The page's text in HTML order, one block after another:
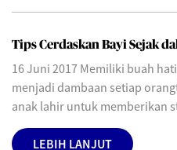
Tips Cerdaskan Bayi Sejak
16 Juni 2017 Memiliki buah
menjadi dambaan setiap
anak lahir untuk memberikan
LEBIH LANJUT